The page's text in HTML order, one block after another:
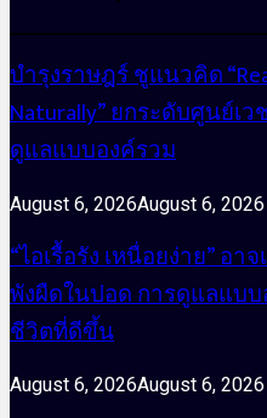
บำรุงราษฎร์ ชูแนวคิด
Naturally” ยกระดับศูนย์เ
ดูแลแบบองค์รวม
August 6, 2026August 6, 2026
“ไอเรื้อรัง เหนื่อยง่าย”
พังผืดในปอด การดูแลแบ
ชีวิตที่ดีขึ้น
August 6, 2026August 6, 2026